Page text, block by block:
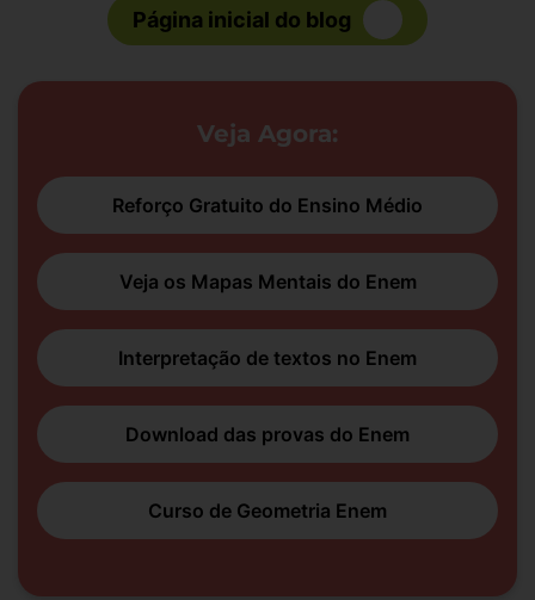
Página inicial do blog
Veja Agora:
Reforço Gratuito do Ensino Médio
Veja os Mapas Mentais do Enem
Interpretação de textos no Enem
Download das provas do Enem
Curso de Geometria Enem